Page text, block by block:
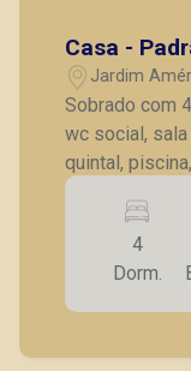
Casa -
Jardim
Sobrado com
wc social, sala
quintal,
excelente
residencial.
4
Dorm.